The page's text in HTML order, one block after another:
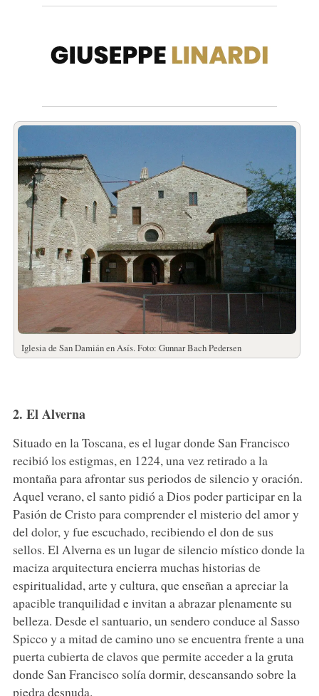
Iglesia de San Damián en Asís. Foto: Gunnar Bach Pedersen
2. El Alverna
Situado en la Toscana, es el lugar donde San Francisco
recibió los estigmas, en 1224, una vez retirado a la
montaña para afrontar sus periodos de silencio y oración.
Aquel verano, el santo pidió a Dios poder participar en la
Pasión de Cristo para comprender el misterio del amor y
del dolor, y fue escuchado, recibiendo el don de sus
sellos. El Alverna es un lugar de silencio místico donde la
maciza arquitectura encierra muchas historias de
espiritualidad, arte y cultura, que enseñan a apreciar la
apacible tranquilidad e invitan a abrazar plenamente su
belleza. Desde el santuario, un sendero conduce al Sasso
Spicco y a mitad de camino uno se encuentra frente a una
puerta cubierta de clavos que permite acceder a la gruta
donde San Francisco solía dormir, descansando sobre la
piedra desnuda.